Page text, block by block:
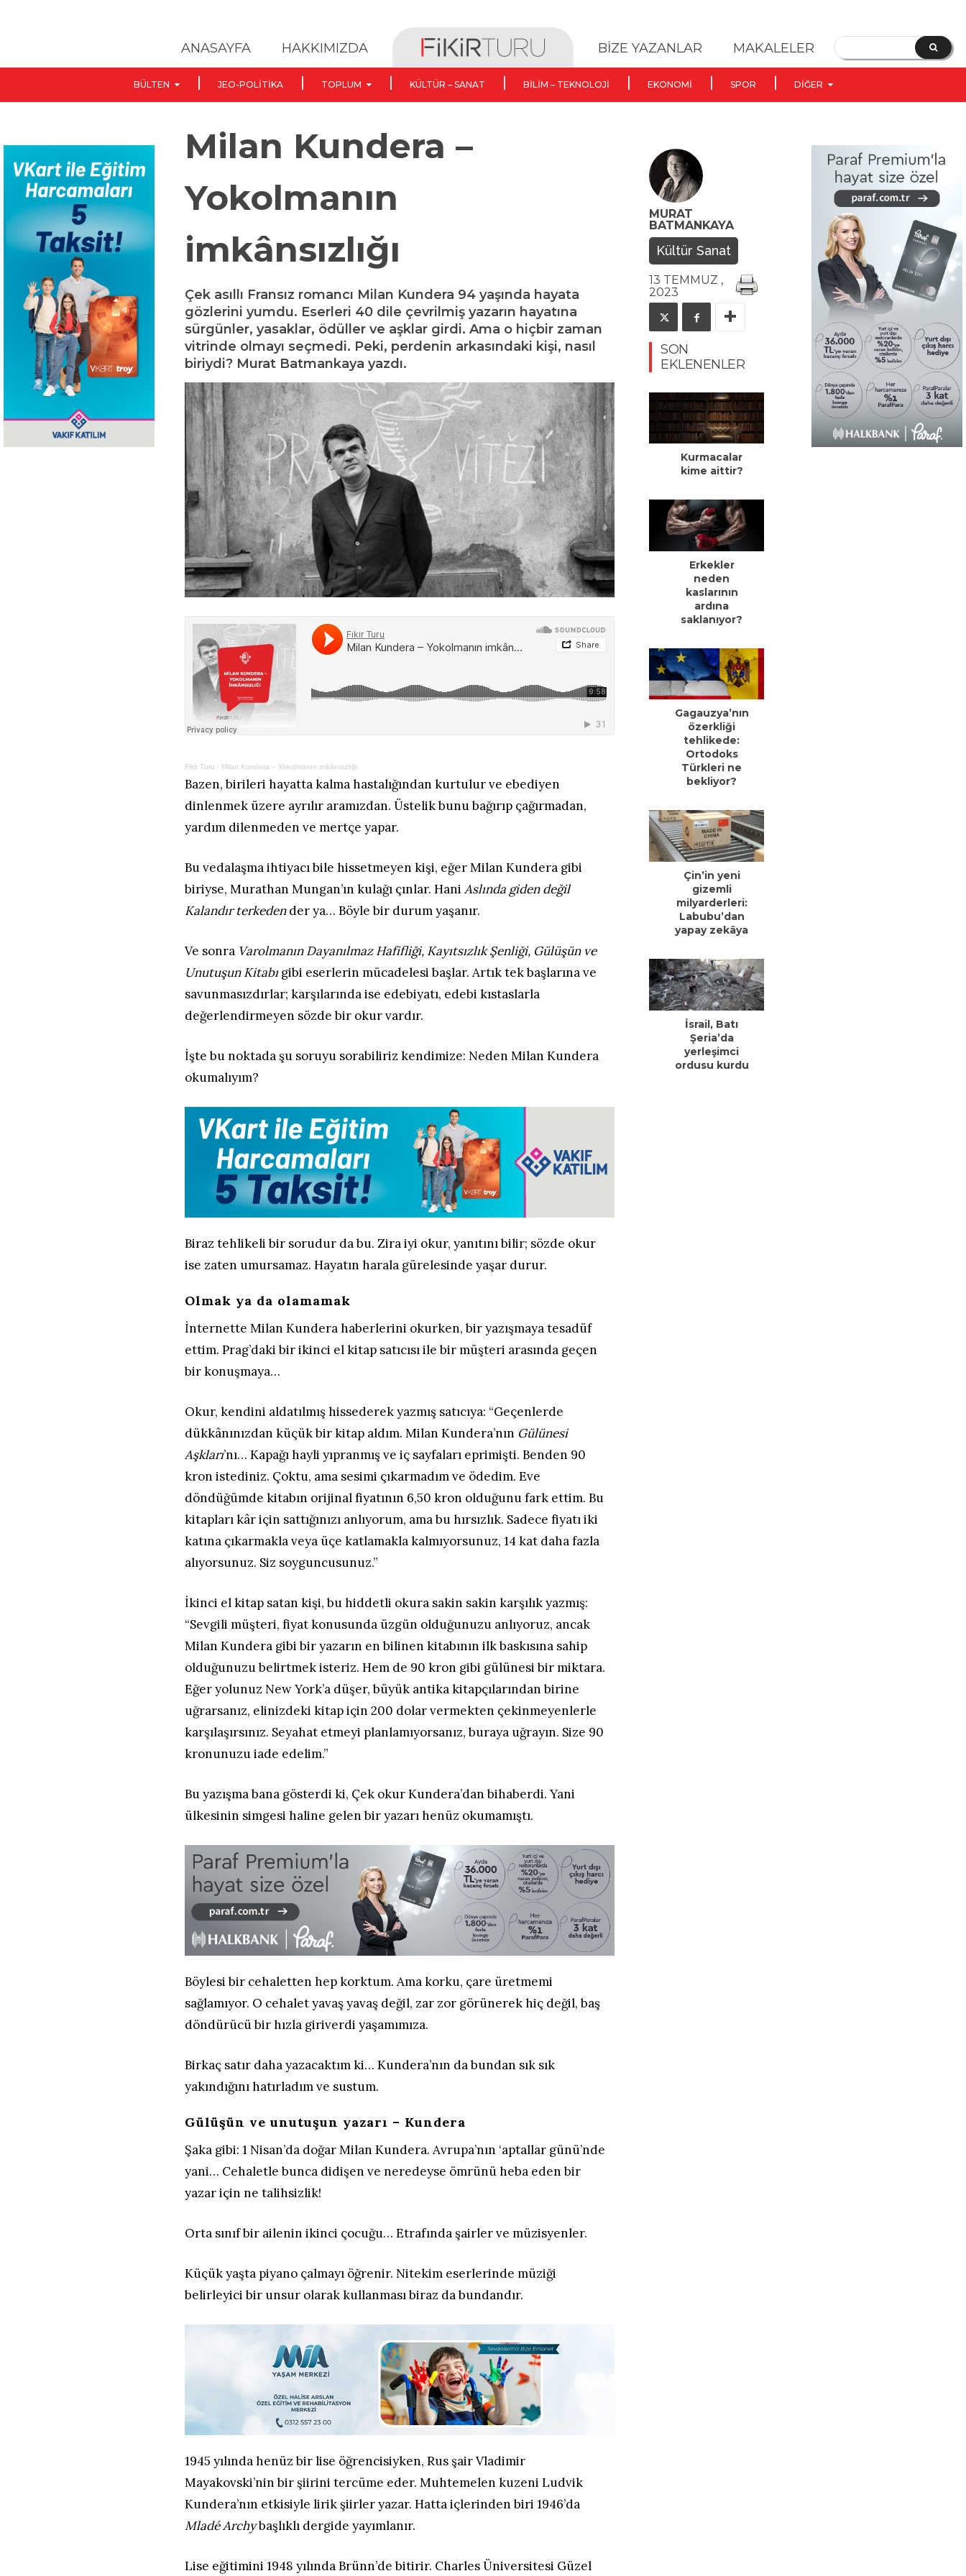
ANASAYFA HAKKIMIZDA BİZE YAZANLAR MAKALELER
BÜLTEN JEO-POLITIKA TOPLUM KÜLTÜR – SANAT BILIM – TEKNOLOJI EKONOMI SPOR DIĞER
Milan Kundera –
Yokolmanın
imkânsızlığı
Çek asıllı Fransız romancı Milan Kundera 94 yaşında hayata
gözlerini yumdu. Eserleri 40 dile çevrilmiş yazarın hayatına
sürgünler, yasaklar, ödüller ve aşklar girdi. Ama o hiçbir zaman
vitrinde olmayı seçmedi. Peki, perdenin arkasındaki kişi, nasıl
biriydi? Murat Batmankaya yazdı.
Fikir Turu · Milan Kundera – Yokolmanın imkânsızlığı
Bazen, birileri hayatta kalma hastalığından kurtulur ve ebediyen
dinlenmek üzere ayrılır aramızdan. Üstelik bunu bağırıp çağırmadan,
yardım dilenmeden ve mertçe yapar.
Bu vedalaşma ihtiyacı bile hissetmeyen kişi, eğer Milan Kundera gibi
biriyse, Murathan Mungan’ın kulağı çınlar. HaniAslında giden değil
Kalandır terkedender ya… Böyle bir durum yaşanır.
Ve sonra Varolmanın Dayanılmaz Hafifliği, Kayıtsızlık Şenliği, Gülüşün ve
Unutuşun Kitabıgibi eserlerin mücadelesi başlar. Artık tek başlarına ve
savunmasızdırlar; karşılarında ise edebiyatı, edebi kıstaslarla
değerlendirmeyen sözde bir okur vardır.
İşte bu noktada şu soruyu sorabiliriz kendimize: Neden Milan Kundera
okumalıyım?
Biraz tehlikeli bir sorudur da bu. Zira iyi okur, yanıtını bilir; sözde okur
ise zaten umursamaz. Hayatın harala gürelesinde yaşar durur.
Olmak ya da olamamak
İnternette Milan Kundera haberlerini okurken, bir yazışmaya tesadüf
ettim. Prag’daki bir ikinci el kitap satıcısı ile bir müşteri arasında geçen
bir konuşmaya…
Okur, kendini aldatılmış hissederek yazmış satıcıya: “Geçenlerde
dükkânınızdan küçük bir kitap aldım. Milan Kundera’nın Gülünesi
Aşkları’nı… Kapağı hayli yıpranmış ve iç sayfaları eprimişti. Benden 90
kron istediniz. Çoktu, ama sesimi çıkarmadım ve ödedim. Eve
döndüğümde kitabın orijinal fiyatının 6,50 kron olduğunu fark ettim. Bu
kitapları kâr için sattığınızı anlıyorum, ama bu hırsızlık. Sadece fiyatı iki
katına çıkarmakla veya üçe katlamakla kalmıyorsunuz, 14 kat daha fazla
alıyorsunuz. Siz soyguncusunuz.”
İkinci el kitap satan kişi, bu hiddetli okura sakin sakin karşılık yazmış:
“Sevgili müşteri, fiyat konusunda üzgün olduğunuzu anlıyoruz, ancak
Milan Kundera gibi bir yazarın en bilinen kitabının ilk baskısına sahip
olduğunuzu belirtmek isteriz. Hem de 90 kron gibi gülünesi bir miktara.
Eğer yolunuz New York’a düşer, büyük antika kitapçılarından birine
uğrarsanız, elinizdeki kitap için 200 dolar vermekten çekinmeyenlerle
karşılaşırsınız. Seyahat etmeyi planlamıyorsanız, buraya uğrayın. Size 90
kronunuzu iade edelim.”
Bu yazışma bana gösterdi ki, Çek okur Kundera’dan bihaberdi. Yani
ülkesinin simgesi haline gelen bir yazarı henüz okumamıştı.
Böylesi bir cehaletten hep korktum. Ama korku, çare üretmemi
sağlamıyor. O cehalet yavaş yavaş değil, zar zor görünerek hiç değil, baş
döndürücü bir hızla giriverdi yaşamımıza.
Birkaç satır daha yazacaktım ki… Kundera’nın da bundan sık sık
yakındığını hatırladım ve sustum.
Gülüşün ve unutuşun yazarı – Kundera
Şaka gibi: 1 Nisan’da doğar Milan Kundera. Avrupa’nın ‘aptallar günü’nde
yani… Cehaletle bunca didişen ve neredeyse ömrünü heba eden bir
yazar için ne talihsizlik!
Orta sınıf bir ailenin ikinci çocuğu… Etrafında şairler ve müzisyenler.
Küçük yaşta piyano çalmayı öğrenir. Nitekim eserlerinde müziği
belirleyici bir unsur olarak kullanması biraz da bundandır.
1945 yılında henüz bir lise öğrencisiyken, Rus şair Vladimir
Mayakovski’nin bir şiirini tercüme eder. Muhtemelen kuzeni Ludvik
Kundera’nın etkisiyle lirik şiirler yazar. Hatta içlerinden biri 1946’da
Mladé Archybaşlıklı dergide yayımlanır.
Lise eğitimini 1948 yılında Brünn’de bitirir. Charles Üniversitesi Güzel
MURAT
BATMANKAYA
Kültür Sanat
13 TEMMUZ ,
2023
SON
EKLENENLER
Kurmacalar
kime aittir?
Erkekler
neden
kaslarının
ardına
saklanıyor?
Gagauzya’nın
özerkliği
tehlikede:
Ortodoks
Türkleri ne
bekliyor?
Çin’in yeni
gizemli
milyarderleri:
Labubu’dan
yapay zekâya
İsrail, Batı
Şeria’da
yerleşimci
ordusu kurdu